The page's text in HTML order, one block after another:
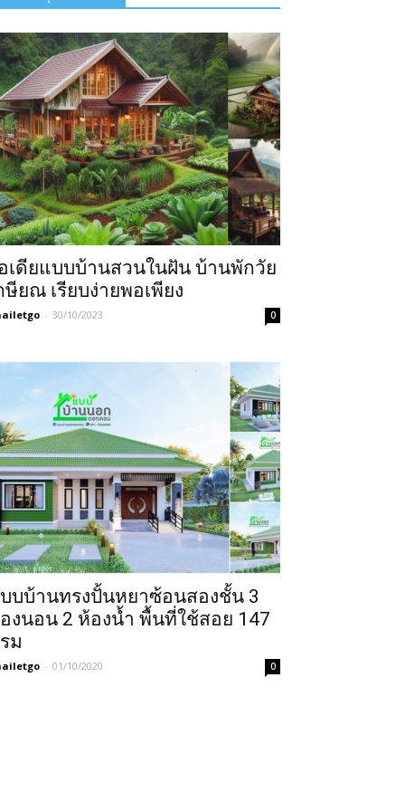
เดียแบบบ้านสวนในฝัน บ้านพักวัย
ษียณ เรียบง่ายพอเพียง
- 30/10/2023 0
บบ้านทรงปั้นหยาซ้อนสองชั้น 3
งนอน 2 ห้องน้ำ พื้นที่ใช้สอย 147
ม
- 01/10/2020 0